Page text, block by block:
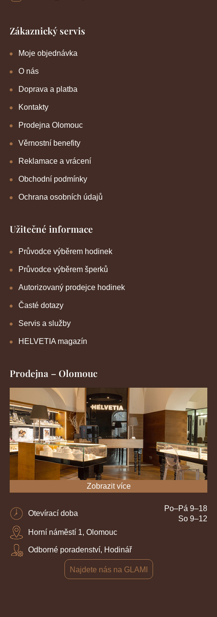
Zákaznický servis
Moje objednávka
O nás
Doprava a platba
Kontakty
Prodejna Olomouc
Věrnostní benefity
Reklamace a vrácení
Obchodní podmínky
Ochrana osobních údajů
Užitečné informace
Průvodce výběrem hodinek
Průvodce výběrem šperků
Autorizovaný prodejce hodinek
Časté dotazy
Servis a služby
HELVETIA magazín
Prodejna – Olomouc
Zobrazit více
Otevírací doba
Po–Pá 9–18
So 9–12
Horní náměstí 1, Olomouc
Odborné poradenství, Hodinář
Najdete nás na GLAMI